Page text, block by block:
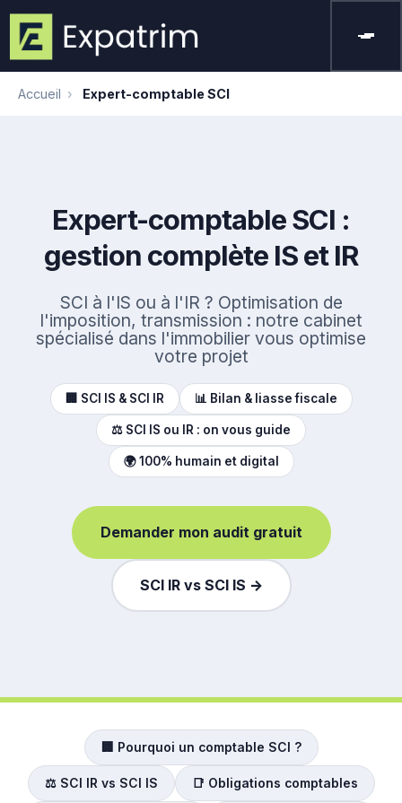
Accueil › Expert-comptable SCI
Expert-comptable SCI :
gestion complète IS et IR
SCI à l'IS ou à l'IR ? Optimisation de
l'imposition, transmission : notre cabinet
spécialisé dans l'immobilier vous optimise
votre projet
🏢 SCI IS & SCI IR 📊 Bilan & liasse fiscale
⚖️ SCI IS ou IR : on vous guide
🌍 100% humain et digital
Demander mon audit gratuit
SCI IR vs SCI IS →
🏢 Pourquoi un comptable SCI ?
⚖️ SCI IR vs SCI IS 📑 Obligations comptables